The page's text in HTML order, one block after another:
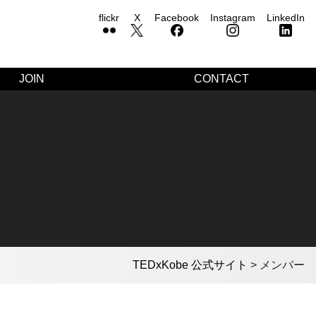
JOIN CONTACT
flickr X Facebook Instagram LinkedIn
TEDxKobe 公式サイト > メンバー